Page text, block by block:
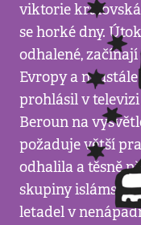
viktorie
se horké dny.
odhalené,
Evropy a
prohlásil v
Beroun na
požaduje větší
odhalila a těsně
skupiny
letadel v